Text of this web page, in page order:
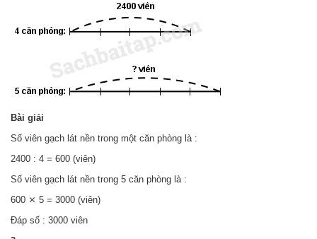
Bài giải
Số viên gạch lát nền trong một căn phòng là :
2400 : 4 = 600 (viên)
Số viên gạch lát nền trong 5 căn phòng là :
600 ⨯ 5 = 3000 (viên)
Đáp số : 3000 viên